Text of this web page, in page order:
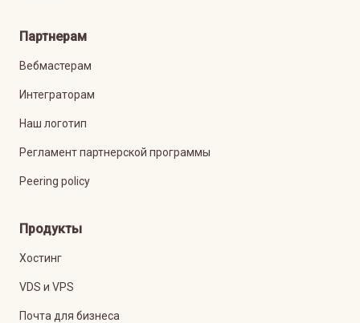
Партнерам
Вебмастерам
Интеграторам
Наш логотип
Регламент партнерской программы
Peering policy
Продукты
Хостинг
VDS и VPS
Почта для бизнеса